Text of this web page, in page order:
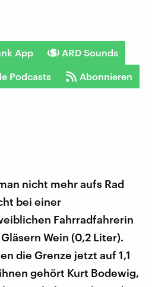
App ARD Sounds
Podcasts Abonnieren
nicht mehr aufs Rad
bei einer
Fahrradfahrerin
Wein (0,2 Liter).
die Grenze jetzt auf 1,1
gehört Kurt Bodewig,